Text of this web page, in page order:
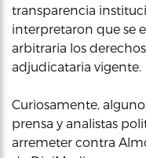
transparencia
interpretaron que se
arbitraria los
adjudicataria vigente.
Curiosamente,
prensa y analistas
arremeter contra